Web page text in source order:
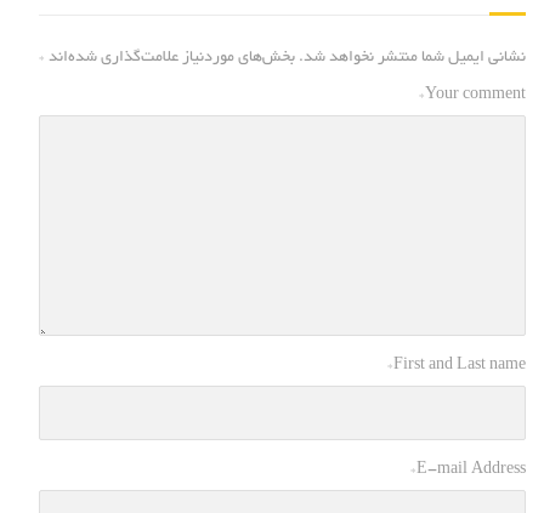
نشانی ایمیل شما منتشر نخواهد شد. بخش‌های موردنیاز علامت‌گذاری شده‌اند *
Your comment
*
First and Last name
*
E-mail Address
*